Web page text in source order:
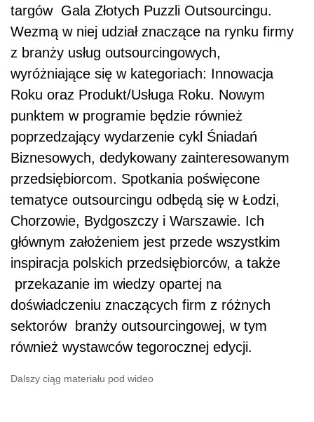
targów Gala Złotych Puzzli Outsourcingu.
Wezmą w niej udział znaczące na rynku firmy
z branży usług outsourcingowych,
wyróżniające się w kategoriach: Innowacja
Roku oraz Produkt/Usługa Roku. Nowym
punktem w programie będzie również
poprzedzający wydarzenie cykl Śniadań
Biznesowych, dedykowany zainteresowanym
przedsiębiorcom. Spotkania poświęcone
tematyce outsourcingu odbędą się w Łodzi,
Chorzowie, Bydgoszczy i Warszawie. Ich
głównym założeniem jest przede wszystkim
inspiracja polskich przedsiębiorców, a także
przekazanie im wiedzy opartej na
doświadczeniu znaczących firm z różnych
sektorów branży outsourcingowej, w tym
również wystawców tegorocznej edycji.
Dalszy ciąg materiału pod wideo